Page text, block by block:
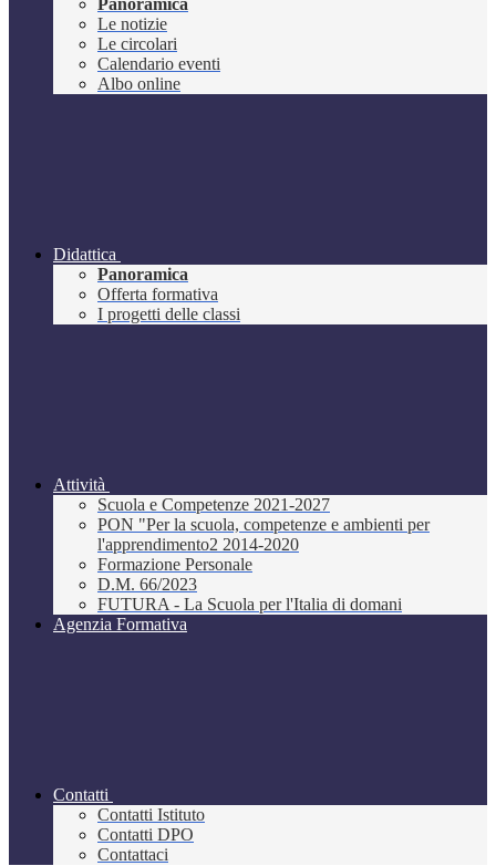
Panoramica
Le notizie
Le circolari
Calendario eventi
Albo online
Didattica
Panoramica
Offerta formativa
I progetti delle classi
Attività
Scuola e Competenze 2021-2027
PON "Per la scuola, competenze e ambienti per
l'apprendimento2 2014-2020
Formazione Personale
D.M. 66/2023
FUTURA - La Scuola per l'Italia di domani
Agenzia Formativa
Contatti
Contatti Istituto
Contatti DPO
Contattaci